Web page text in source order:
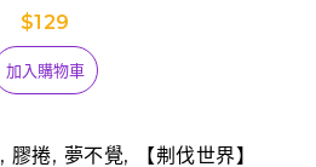
$129
加入購物車
, 膠捲, 夢不覺, 【刜伐世界】